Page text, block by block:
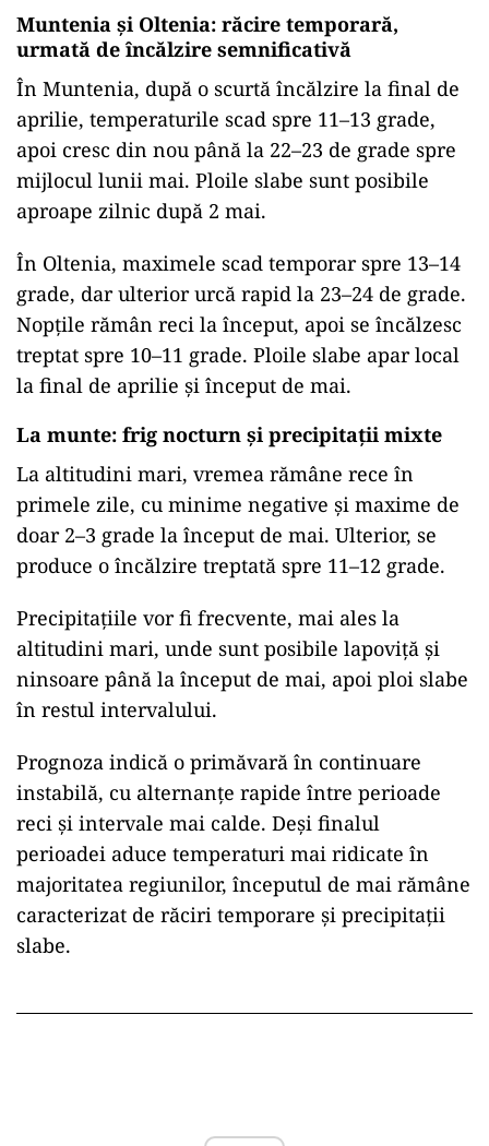
Muntenia și Oltenia: răcire temporară,
urmată de încălzire semnificativă
În Muntenia, după o scurtă încălzire la final de
aprilie, temperaturile scad spre 11–13 grade,
apoi cresc din nou până la 22–23 de grade spre
mijlocul lunii mai. Ploile slabe sunt posibile
aproape zilnic după 2 mai.
În Oltenia, maximele scad temporar spre 13–14
grade, dar ulterior urcă rapid la 23–24 de grade.
Nopțile rămân reci la început, apoi se încălzesc
treptat spre 10–11 grade. Ploile slabe apar local
la final de aprilie și început de mai.
La munte: frig nocturn și precipitații mixte
La altitudini mari, vremea rămâne rece în
primele zile, cu minime negative și maxime de
doar 2–3 grade la început de mai. Ulterior, se
produce o încălzire treptată spre 11–12 grade.
Precipitațiile vor fi frecvente, mai ales la
altitudini mari, unde sunt posibile lapoviță și
ninsoare până la început de mai, apoi ploi slabe
în restul intervalului.
Prognoza indică o primăvară în continuare
instabilă, cu alternanțe rapide între perioade
reci și intervale mai calde. Deși finalul
perioadei aduce temperaturi mai ridicate în
majoritatea regiunilor, începutul de mai rămâne
caracterizat de răciri temporare și precipitații
slabe.